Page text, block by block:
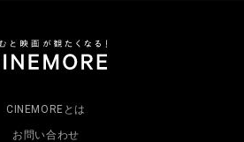
CINEMOREとは
お問い合わせ